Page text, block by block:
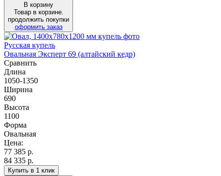
В корзину
Товар в корзине.
продолжить покупки
оформить заказ
Русская купель
Овальная Эксперт 69 (алтайский кедр)
Сравнить
Длина
1050-1350
Ширина
690
Высота
1100
Форма
Овальная
Цена:
77 385 р.
84 335 р.
Купить в 1 клик